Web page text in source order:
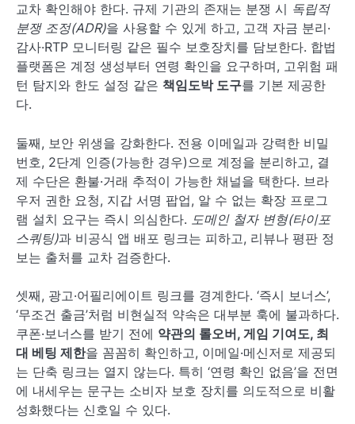
교차 확인해야 한다. 규제 기관의 존재는 분쟁 시 독립적
분쟁 조정(ADR)을 사용할 수 있게 하고, 고객 자금 분리·
감사·RTP 모니터링 같은 필수 보호장치를 담보한다. 합법
플랫폼은 계정 생성부터 연령 확인을 요구하며, 고위험 패
턴 탐지와 한도 설정 같은 책임도박 도구를 기본 제공한
다.
둘째, 보안 위생을 강화한다. 전용 이메일과 강력한 비밀
번호, 2단계 인증(가능한 경우)으로 계정을 분리하고, 결
제 수단은 환불·거래 추적이 가능한 채널을 택한다. 브라
우저 권한 요청, 지갑 서명 팝업, 알 수 없는 확장 프로그
램 설치 요구는 즉시 의심한다. 도메인 철자 변형(타이포
스쿼팅)과 비공식 앱 배포 링크는 피하고, 리뷰나 평판 정
보는 출처를 교차 검증한다.
셋째, 광고·어필리에이트 링크를 경계한다. ‘즉시 보너스’,
‘무조건 출금’처럼 비현실적 약속은 대부분 훅에 불과하다.
쿠폰·보너스를 받기 전에 약관의 롤오버, 게임 기여도, 최
대 베팅 제한을 꼼꼼히 확인하고, 이메일·메신저로 제공되
는 단축 링크는 열지 않는다. 특히 ‘연령 확인 없음’을 전면
에 내세우는 문구는 소비자 보호 장치를 의도적으로 비활
성화했다는 신호일 수 있다.